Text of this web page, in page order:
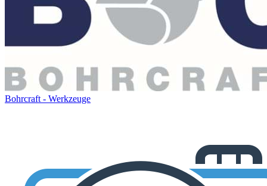
Bohrcraft - Werkzeuge